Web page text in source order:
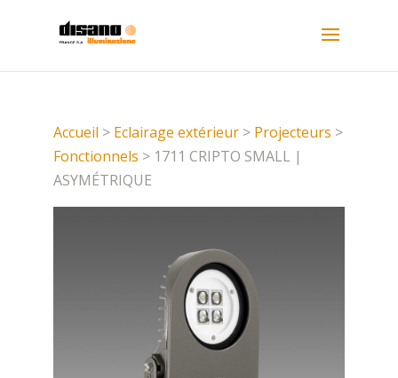
Accueil > Eclairage extérieur> Projecteurs >
Fonctionnels > 1711 CRIPTO SMALL |
ASYMÉTRIQUE